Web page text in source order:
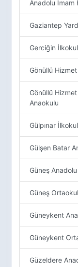
Anadolu İmam
Gaziantep
Gerciğin
Gönüllü
Gönüllü
Anaokulu
Gülpınar
Gülşen Batar
Güneş
Güneş
Güneykent
Güneykent
Güzeldere